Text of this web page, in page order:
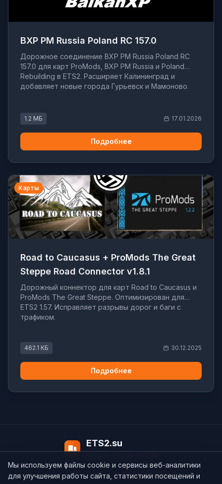
BXP PM Russia Poland RC 157.0
Дорожное соединение BXP PM Russia Poland RC
157.0 для карт ProMods, BXP PM Russia и Poland
Rebuilding в ETS2. Расширяет Калининград и
добавляет новые города Гурьевск и Мамоново.
1.2 МБ 17.01.2026
Подробнее
Карты
Road to Caucasus + ProMods The Great
Steppe Road Connector v1.8.1
Дорожный коннектор для карт Road to Caucasus и
ProMods The Great Steppe. Оптимизирован для
ETS2 1.57. Исправляет разрывы дорог и баги с
трафиком.
462.1 КБ 30.12.2025
Подробнее
ETS2.su
О нас Контакты support@ets2.su
Мы используем файлы cookie и сервисы веб-аналитики
для улучшения работы сайта, статистики посещений и